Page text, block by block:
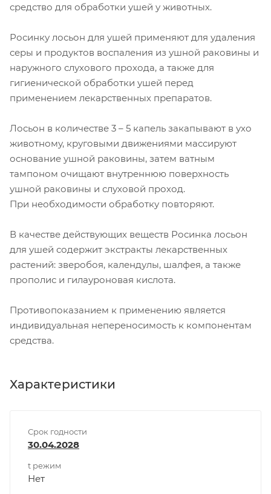
средство для обработки ушей у животных.
Росинку лосьон для ушей применяют для удаления
серы и продуктов воспаления из ушной раковины и
наружного слухового прохода, а также для
гигиенической обработки ушей перед
применением лекарственных препаратов.
Лосьон в количестве 3 – 5 капель закапывают в ухо
животному, круговыми движениями массируют
основание ушной раковины, затем ватным
тампоном очищают внутреннюю поверхность
ушной раковины и слуховой проход.
При необходимости обработку повторяют.
В качестве действующих веществ Росинка лосьон
для ушей содержит экстракты лекарственных
растений: зверобоя, календулы, шалфея, а также
прополис и гилауроновая кислота.
Противопоказанием к применению является
индивидуальная непереносимость к компонентам
средства.
Характеристики
Срок годности
30.04.2028
t режим
Нет